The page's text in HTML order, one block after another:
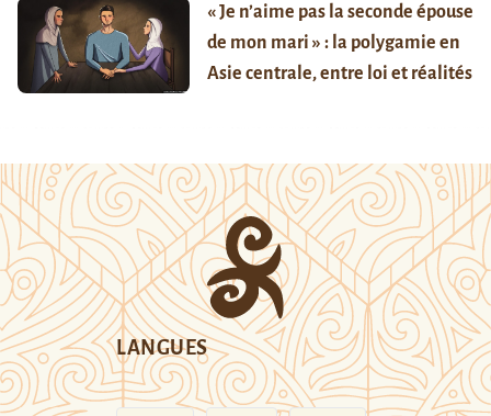
« Je n’aime pas la seconde épouse
de mon mari » : la polygamie en
Asie centrale, entre loi et réalités
LANGUES